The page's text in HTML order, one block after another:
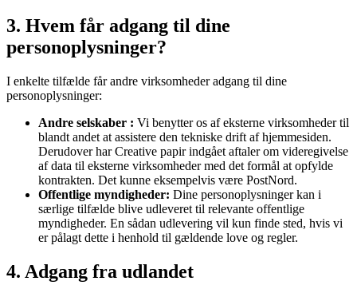
3. Hvem får adgang til dine
personoplysninger?
I enkelte tilfælde får andre virksomheder adgang til dine
personoplysninger:
Andre selskaber : Vi benytter os af eksterne virksomheder til
blandt andet at assistere den tekniske drift af hjemmesiden.
Derudover har Creative papir indgået aftaler om videregivelse
af data til eksterne virksomheder med det formål at opfylde
kontrakten. Det kunne eksempelvis være PostNord.
Offentlige myndigheder: Dine personoplysninger kan i
særlige tilfælde blive udleveret til relevante offentlige
myndigheder. En sådan udlevering vil kun finde sted, hvis vi
er pålagt dette i henhold til gældende love og regler.
4. Adgang fra udlandet